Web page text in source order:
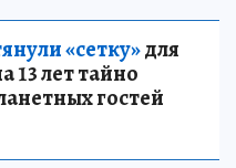
«сетку»для
13 лет тайно
гостей